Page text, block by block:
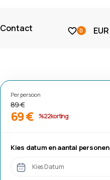
Contact 0 EUR
Per persoon
89 €
69 € %22 korting
Kies datum en aantal personen
Kies Datum